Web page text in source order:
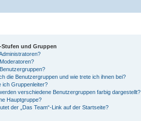
Stufen und Gruppen
die Benutzergruppen und wie trete ich ihnen bei?
ich Gruppenleiter?
verschiedene Benutzergruppen farbig dargestellt?
Hauptgruppe?
der „Das Team“-Link auf der Startseite?